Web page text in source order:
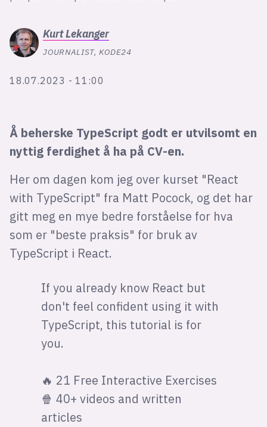
KurtLekanger
JOURNALIST, KODE24
18.07.2023 - 11:00
Å beherske TypeScript godt er utvilsomt en
nyttig ferdighet å ha på CV-en.
Her om dagen kom jeg over kurset "React
with TypeScript" fra Matt Pocock, og det har
gitt meg en mye bedre forståelse for hva
som er "beste praksis" for bruk av
TypeScript i React.
If you already know React but
don't feel confident using it with
TypeScript, this tutorial is for
you.
🔥 21 Free Interactive Exercises
🍿 40+ videos and written
articles
annonsepriser
annonseguide
suksesshistorier